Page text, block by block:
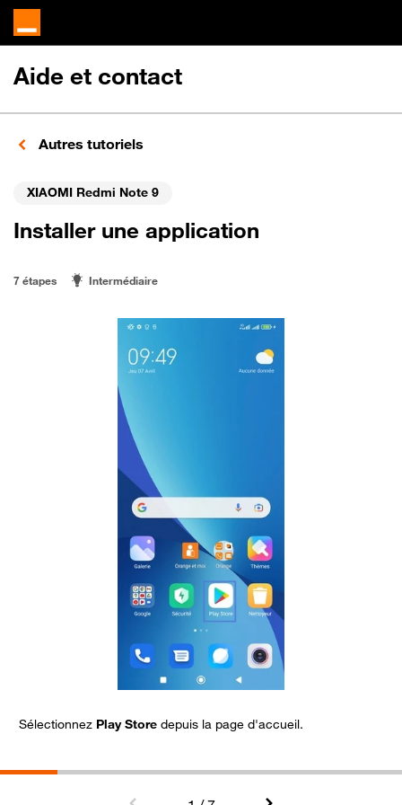
Aide et contact
Autres tutoriels
XIAOMI Redmi Note 9
Installer une application
7 étapes Intermédiaire
Sélectionnez Play Store depuis la page d'accueil.